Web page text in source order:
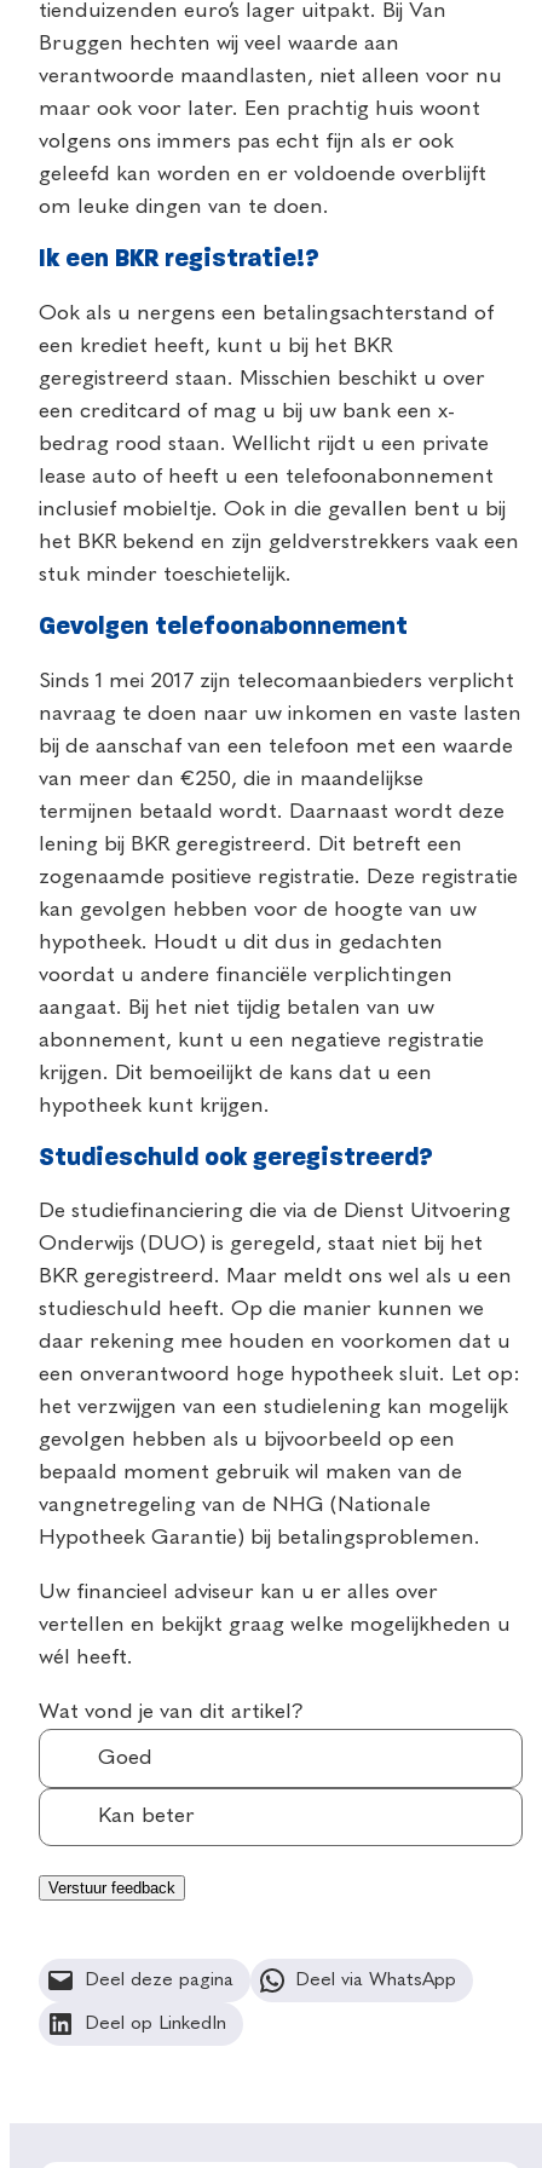
tienduizenden euro’s lager uitpakt. Bij Van
Bruggen hechten wij veel waarde aan
verantwoorde maandlasten, niet alleen voor nu
maar ook voor later. Een prachtig huis woont
volgens ons immers pas echt fijn als er ook
geleefd kan worden en er voldoende overblijft
om leuke dingen van te doen.
Ik een BKR registratie!?
Ook als u nergens een betalingsachterstand of
een krediet heeft, kunt u bij het BKR
geregistreerd staan. Misschien beschikt u over
een creditcard of mag u bij uw bank een x-
bedrag rood staan. Wellicht rijdt u een private
lease auto of heeft u een telefoonabonnement
inclusief mobieltje. Ook in die gevallen bent u bij
het BKR bekend en zijn geldverstrekkers vaak een
stuk minder toeschietelijk.
Gevolgen telefoonabonnement
Sinds 1 mei 2017 zijn telecomaanbieders verplicht
navraag te doen naar uw inkomen en vaste lasten
bij de aanschaf van een telefoon met een waarde
van meer dan €250, die in maandelijkse
termijnen betaald wordt. Daarnaast wordt deze
lening bij BKR geregistreerd. Dit betreft een
zogenaamde positieve registratie. Deze registratie
kan gevolgen hebben voor de hoogte van uw
hypotheek. Houdt u dit dus in gedachten
voordat u andere financiële verplichtingen
aangaat. Bij het niet tijdig betalen van uw
abonnement, kunt u een negatieve registratie
krijgen. Dit bemoeilijkt de kans dat u een
hypotheek kunt krijgen.
Studieschuld ook geregistreerd?
De studiefinanciering die via de Dienst Uitvoering
Onderwijs (DUO) is geregeld, staat niet bij het
BKR geregistreerd. Maar meldt ons wel als u een
studieschuld heeft. Op die manier kunnen we
daar rekening mee houden en voorkomen dat u
een onverantwoord hoge hypotheek sluit. Let op:
het verzwijgen van een studielening kan mogelijk
gevolgen hebben als u bijvoorbeeld op een
bepaald moment gebruik wil maken van de
vangnetregeling van de NHG (Nationale
Hypotheek Garantie) bij betalingsproblemen.
Uw financieel adviseur kan u er alles over
vertellen en bekijkt graag welke mogelijkheden u
wél heeft.
Wat vond je van dit artikel?
Goed
Kan beter
Deel deze pagina Deel via WhatsApp
Deel op LinkedIn